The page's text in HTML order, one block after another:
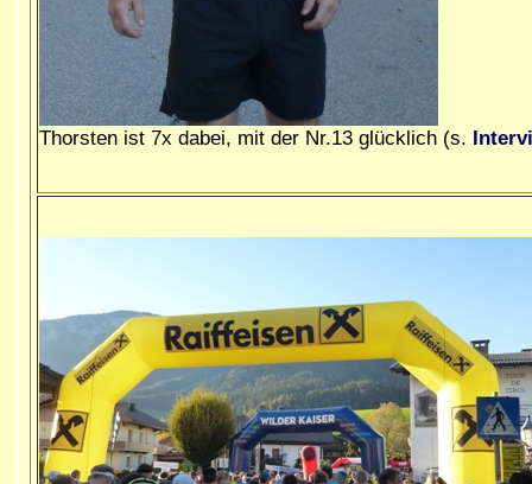
Thorsten ist 7x dabei, mit der Nr.13 glücklich (s.